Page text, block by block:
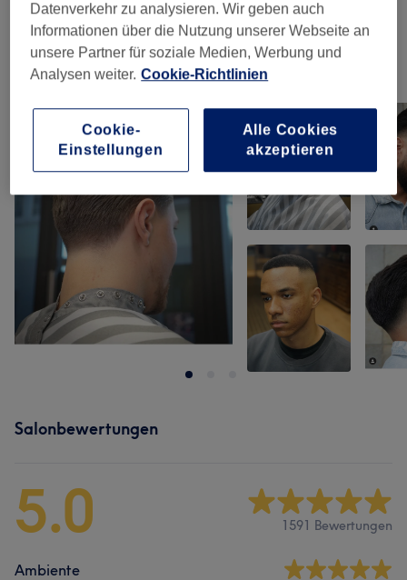
Herren - Farbe & Grauhaarkaschierung ( 2) CHF 69
Unsere Arbeit
Salonbewertungen
5.0 1591 Bewertungen
Ambiente
Datenverkehr zu analysieren. Wir geben auch
Informationen über die Nutzung unserer Webseite an
unsere Partner für soziale Medien, Werbung und
Analysen weiter. Cookie-Richtlinien
Alle Cookies
akzeptieren
Cookie-
Einstellungen